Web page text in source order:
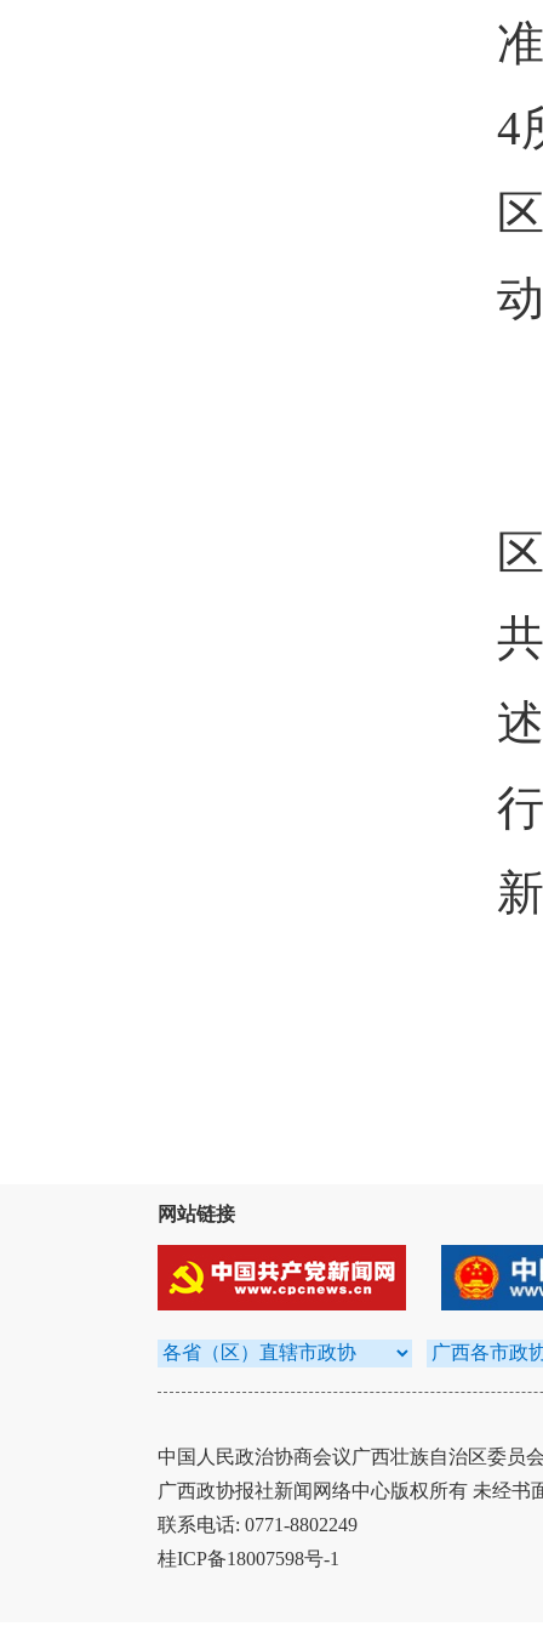
4
网站链接
中国人民政治协商会议广西壮族自治区委员
广西政协报社新闻网络中心版权所有 未经书
联系电话: 0771-8802249
桂ICP备18007598号-1